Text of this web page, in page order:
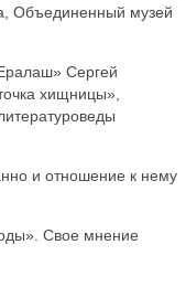
Объединенный музей
Сергей
хищницы»,
и отношение к нему
Свое мнение